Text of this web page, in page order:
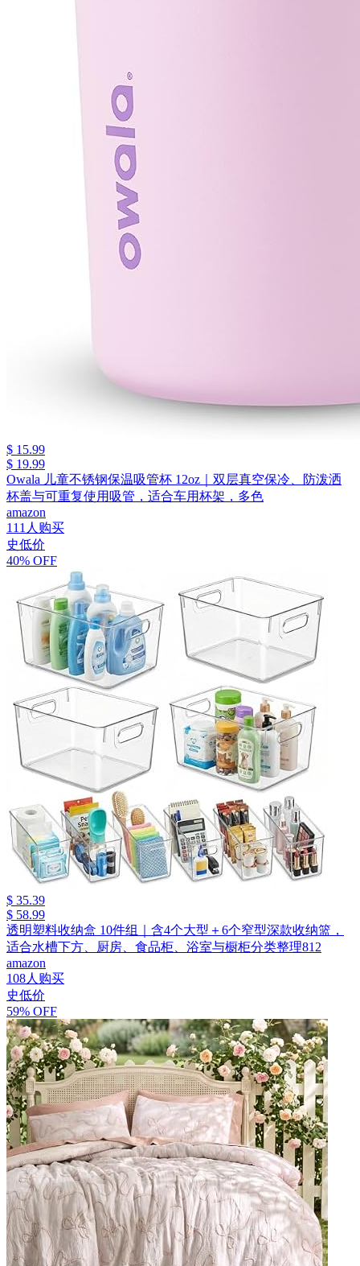
$ 15.99
$ 19.99
Owala 儿童不锈钢保温吸管杯 12oz｜双层真空保冷、防泼洒
杯盖与可重复使用吸管，适合车用杯架，多色
amazon
111人购买
史低价
40% OFF
$ 35.39
$ 58.99
透明塑料收纳盒 10件组｜含4个大型＋6个窄型深款收纳篮，
适合水槽下方、厨房、食品柜、浴室与橱柜分类整理812
amazon
108人购买
史低价
59% OFF